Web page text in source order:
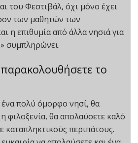
του Φεστιβάλ, όχι μόνο έχει
των μαθητών των
η επιθυμία από άλλα νησιά για
συμπληρώνει.
παρακολουθήσετε το
ένα πολύ όμορφο νησί, θα
φιλοξενία, θα απολαύσετε καλό
καταπληκτικούς περιπάτους.